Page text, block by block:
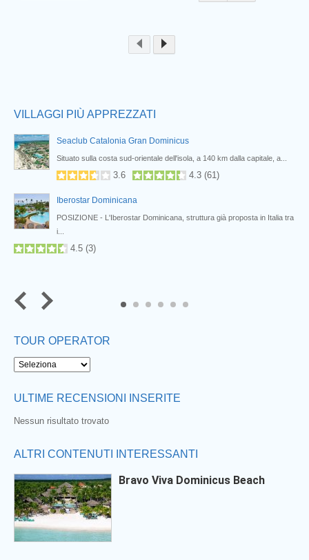
VILLAGGI PIÙ APPREZZATI
Seaclub Catalonia Gran Dominicus
Situato sulla costa sud-orientale dell'isola, a 140 km dalla capitale, a...
3.6 4.3 (61)
Iberostar Dominicana
POSIZIONE - L'Iberostar Dominicana, struttura già proposta in Italia tra
i...
4.5 (3)
TOUR OPERATOR
ULTIME RECENSIONI INSERITE
Nessun risultato trovato
ALTRI CONTENUTI INTERESSANTI
Bravo Viva Dominicus Beach